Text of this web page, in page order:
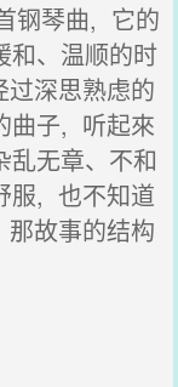
钢琴曲, 它的
和、温顺的时
深思熟虑的
曲子, 听起來
无章、不和
服, 也不知道
故事的结构